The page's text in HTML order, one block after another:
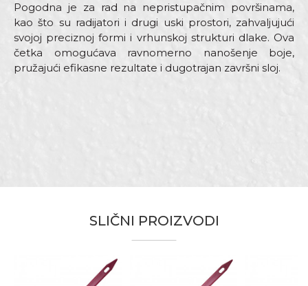
Pogodna je za rad na nepristupačnim površinama,
kao što su radijatori i drugi uski prostori, zahvaljujući
svojoj preciznoj formi i vrhunskoj strukturi dlake. Ova
četka omogućava ravnomerno nanošenje boje,
pružajući efikasne rezultate i dugotrajan završni sloj.
Radijator
Email
SLIČNI PROIZVODI